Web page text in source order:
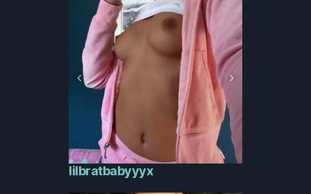
lilbratbabyyyx